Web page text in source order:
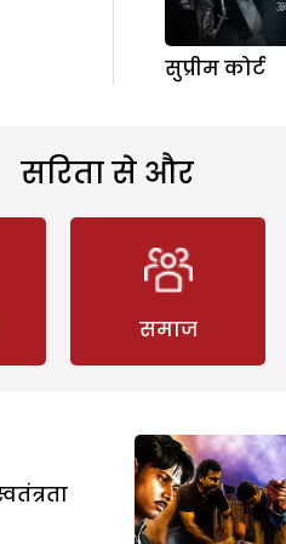
सुप्रीम कोर्ट
सरिता से और
समाज